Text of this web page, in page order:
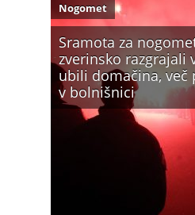
Sramota za
zverinsko razgrajali
ubili domačina, več
v bolnišnici
Nogomet